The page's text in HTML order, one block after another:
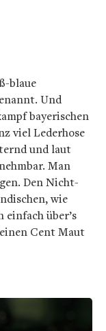
blaue
Und
bayerischen
viel Lederhose
und laut
Man
Den Nicht-
wie
über’s
Cent Maut